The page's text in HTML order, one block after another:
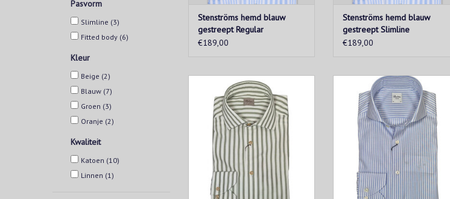
Pasvorm
Slimline (3)
Fitted body (6)
Kleur
Beige (2)
Blauw (7)
Groen (3)
Oranje (2)
Kwaliteit
Katoen (10)
Linnen (1)
Stenströms hemd blauw
gestreept Regular
€189,00
Stenströms hemd blauw
gestreept Slimline
€189,00
Fris groen gestreept hemd met
een zomerse uitstraling. Casual te
dragen, maar ook perfect voor een
geklede look.
TOEVOEGEN AAN WINKELWAGEN
Elegant blauw-wit gestreept hemd
met moderne pasvorm,
hoogwaardige katoenkwaliteit en
verfijnde afwerking. Perfect voor
zowel zakelijke als casual
gelegenheden. Comfortabel,
stijlvol en tijdloos.
TOEVOEGEN AAN WINKELWAGEN